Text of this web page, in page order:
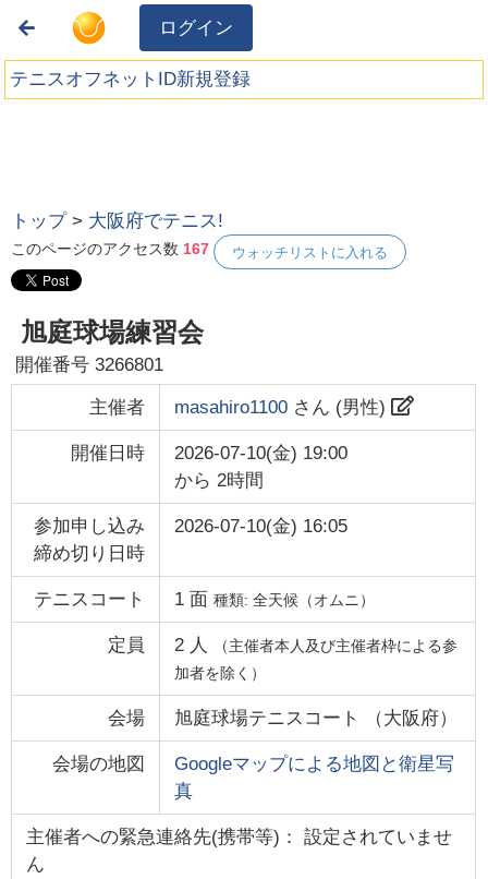
ログイン
テニスオフネットID新規登録
トップ > 大阪府でテニス!
このページのアクセス数 167 ウォッチリストに入れる
旭庭球場練習会
開催番号3266801
主催者 masahiro1100さん (男性)
開催日時
2026-07-10(金) 19:00
から 2時間
参加申し込み
締め切り日時
2026-07-10(金) 16:05
テニスコート 1面 種類: 全天候（オムニ）
定員 2 人
（主催者本人及び主催者枠による参
加者を除く）
会場 旭庭球場テニスコート （大阪府）
会場の地図
Googleマップによる地図と衛星写
真
主催者への緊急連絡先(携帯等)： 設定されていませ
ん